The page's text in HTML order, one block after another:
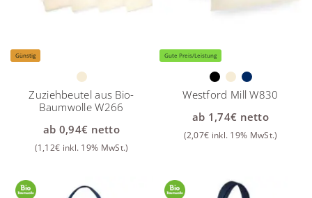
Günstig
Zuziehbeutel aus Bio-
Baumwolle W266
ab 0,94€ netto
(1,12€ inkl. 19% MwSt.)
Gute Preis/Leistung
Westford Mill W830
ab 1,74€ netto
(2,07€ inkl. 19% MwSt.)